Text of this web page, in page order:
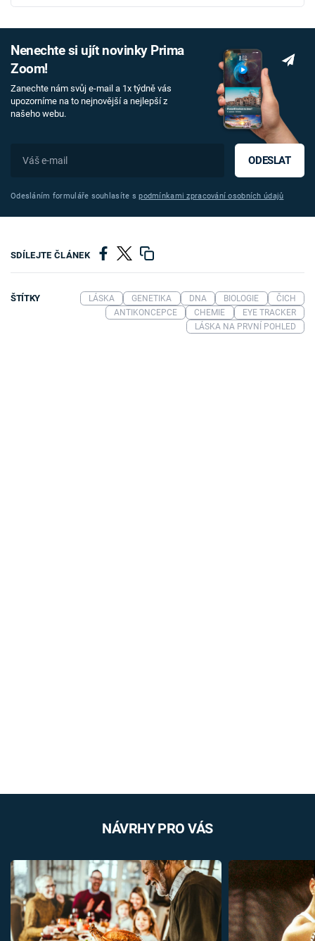
Nenechte si ujít novinky Prima
Zoom!
Zanechte nám svůj e-mail a 1x týdně vás
upozorníme na to nejnovější a nejlepší z
našeho webu.
ODESLAT
Odesláním formuláře souhlasíte spodmínkami zpracování osobních údajů
SDÍLEJTE ČLÁNEK
ŠTÍTKY LÁSKA GENETIKA DNA BIOLOGIE
ČICH
ANTIKONCEPCE
CHEMIE
EYE TRACKER
LÁSKA NA PRVNÍ POHLED
NÁVRHY PRO VÁS